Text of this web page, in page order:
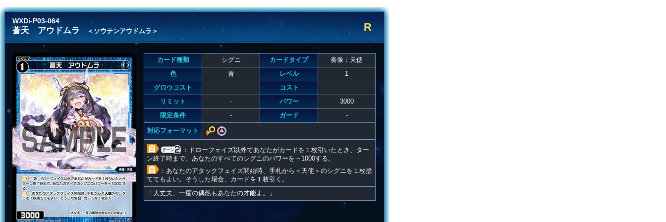
WXDi-P03-064
蒼天 アウドムラ ＜ソウテンアウドムラ＞ R
カード種類 シグニ カードタイプ
奏像：天使
色
青 レベル
1
グロウコスト
- コスト
-
リミット
- パワー
3000
限定条件
- ガード -
対応フォーマット
：ドローフェイズ以外であなたがカードを１枚引いたとき、ター
ン終了時まで、あなたのすべてのシグニのパワーを＋1000する。
：あなたのアタックフェイズ開始時、手札から＜天使＞のシグニを１枚捨
ててもよい。そうした場合、カードを１枚引く。
「大丈夫、一度の偶然もあなたの才能よ。」